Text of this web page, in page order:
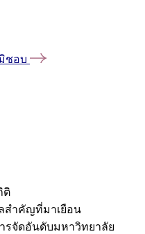
ชอบ
ติ
สำคัญที่มาเยือน
รจัดอันดับมหาวิทยาลัย